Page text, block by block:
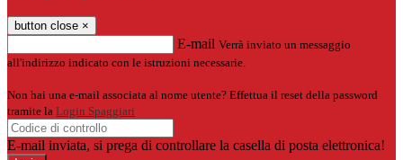
button close ×
E-mail Verrà inviato un messaggio
all'indirizzo indicato con le istruzioni necessarie.
Non hai una e-mail associata al nome utente? Effettua il reset della password
tramite la Login Spaggiari
E-mail inviata, si prega di controllare la casella di posta elettronica!